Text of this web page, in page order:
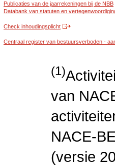
Publicaties van de jaarrekeningen bij de NBB
Databank van statuten en
Check inhoudingsplicht
Centraal register van bestuursverboden -
(1)
van
NACE-
(versie